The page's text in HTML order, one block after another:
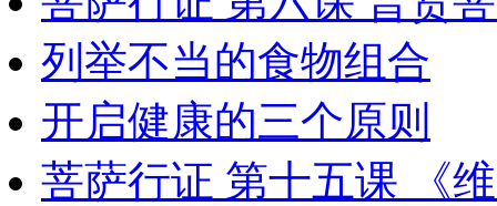
列举不当的食物组合
开启健康的三个原则
菩萨行证 第十五课 《